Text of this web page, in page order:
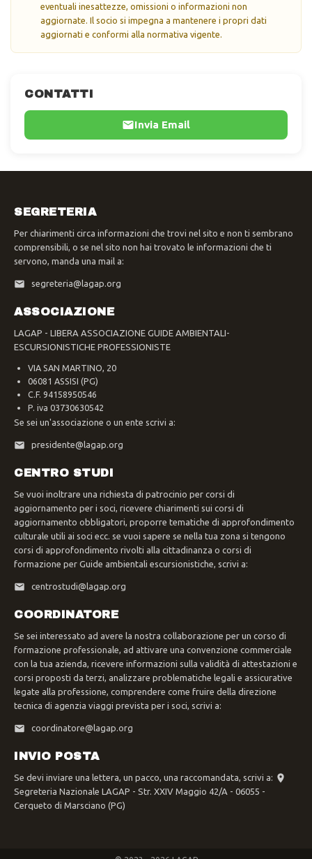
CONTATTI
Invia Email
eventuali inesattezze, omissioni o informazioni non
aggiornate. Il socio si impegna a mantenere i propri dati
aggiornati e conformi alla normativa vigente.
SEGRETERIA
Per chiarimenti circa informazioni che trovi nel sito e non ti sembrano
comprensibili, o se nel sito non hai trovato le informazioni che ti
servono, manda una mail a:
segreteria@lagap.org
ASSOCIAZIONE
LAGAP - LIBERA ASSOCIAZIONE GUIDE AMBIENTALI-
ESCURSIONISTICHE PROFESSIONISTE
VIA SAN MARTINO, 20
06081 ASSISI (PG)
C.F. 94158950546
P. iva 03730630542
Se sei un'associazione o un ente scrivi a:
presidente@lagap.org
CENTRO STUDI
Se vuoi inoltrare una richiesta di patrocinio per corsi di
aggiornamento per i soci, ricevere chiarimenti sui corsi di
aggiornamento obbligatori, proporre tematiche di approfondimento
culturale utili ai soci ecc. se vuoi sapere se nella tua zona si tengono
corsi di approfondimento rivolti alla cittadinanza o corsi di
formazione per Guide ambientali escursionistiche, scrivi a:
centrostudi@lagap.org
COORDINATORE
Se sei interessato ad avere la nostra collaborazione per un corso di
formazione professionale, ad attivare una convenzione commerciale
con la tua azienda, ricevere informazioni sulla validità di attestazioni e
corsi proposti da terzi, analizzare problematiche legali e assicurative
legate alla professione, comprendere come fruire della direzione
tecnica di agenzia viaggi prevista per i soci, scrivi a:
coordinatore@lagap.org
INVIO POSTA
Se devi inviare una lettera, un pacco, una raccomandata, scrivi a:
Segreteria Nazionale LAGAP - Str. XXIV Maggio 42/A - 06055 -
Cerqueto di Marsciano (PG)